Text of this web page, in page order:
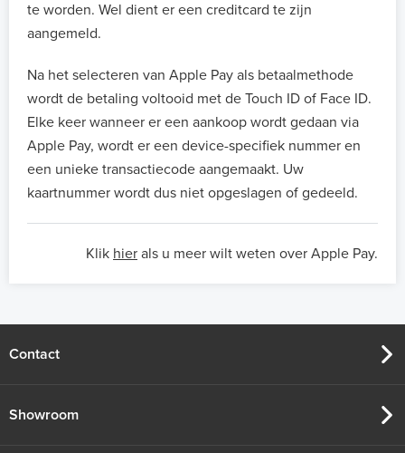
te worden. Wel dient er een creditcard te zijn
aangemeld.
Na het selecteren van Apple Pay als betaalmethode
wordt de betaling voltooid met de Touch ID of Face ID.
Elke keer wanneer er een aankoop wordt gedaan via
Apple Pay, wordt er een device-specifiek nummer en
een unieke transactiecode aangemaakt. Uw
kaartnummer wordt dus niet opgeslagen of gedeeld.
Klik hier als u meer wilt weten over Apple Pay.
Contact
Showroom